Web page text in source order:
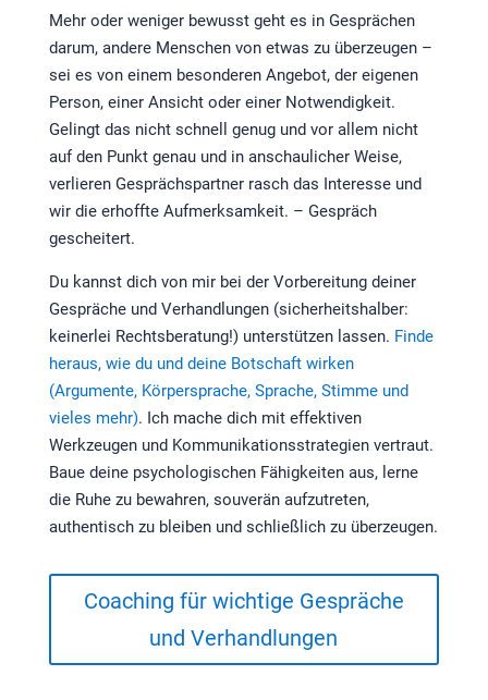
Mehr oder weniger bewusst geht es in Gesprächen
darum, andere Menschen von etwas zu überzeugen –
sei es von einem besonderen Angebot, der eigenen
Person, einer Ansicht oder einer Notwendigkeit.
Gelingt das nicht schnell genug und vor allem nicht
auf den Punkt genau und in anschaulicher Weise,
verlieren Gesprächspartner rasch das Interesse und
wir die erhoffte Aufmerksamkeit. – Gespräch
gescheitert.
Du kannst dich von mir bei der Vorbereitung deiner
Gespräche und Verhandlungen (sicherheitshalber:
keinerlei Rechtsberatung!) unterstützen lassen. Finde
heraus, wie du und deine Botschaft wirken
(Argumente, Körpersprache, Sprache, Stimme und
vieles mehr). Ich mache dich mit effektiven
Werkzeugen und Kommunikationsstrategien vertraut.
Baue deine psychologischen Fähigkeiten aus, lerne
die Ruhe zu bewahren, souverän aufzutreten,
authentisch zu bleiben und schließlich zu überzeugen.
Coaching für wichtige Gespräche
und Verhandlungen